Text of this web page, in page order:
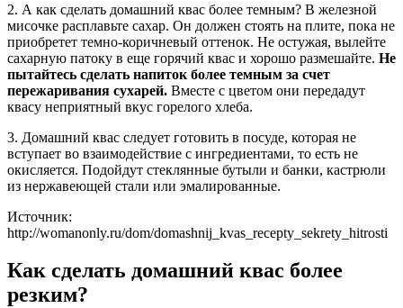
2. А как сделать домашний квас более темным? В железной
мисочке расплавьте сахар. Он должен стоять на плите, пока не
приобретет темно-коричневый оттенок. Не остужая, вылейте
сахарную патоку в еще горячий квас и хорошо размешайте. Не
пытайтесь сделать напиток более темным за счет
пережаривания сухарей. Вместе с цветом они передадут
квасу неприятный вкус горелого хлеба.
3. Домашний квас следует готовить в посуде, которая не
вступает во взаимодействие с ингредиентами, то есть не
окисляется. Подойдут стеклянные бутыли и банки, кастрюли
из нержавеющей стали или эмалированные.
Источник:
http://womanonly.ru/dom/domashnij_kvas_recepty_sekrety_hitrosti
Как сделать домашний квас более
резким?